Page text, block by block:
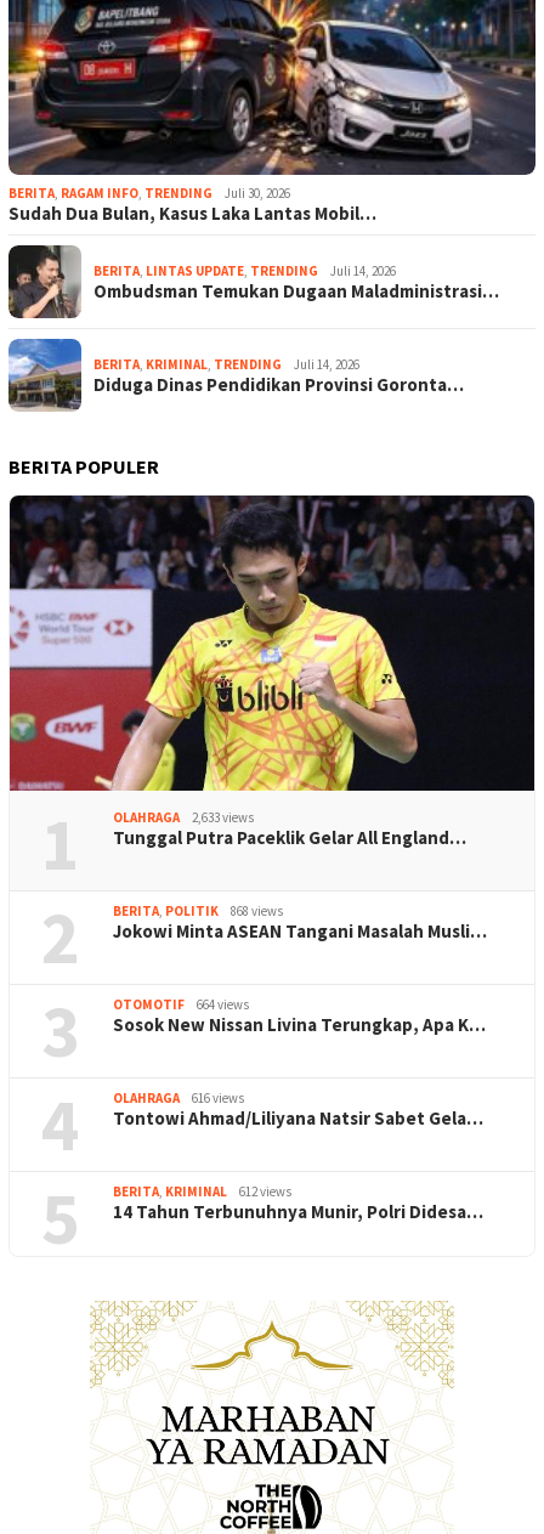
BERITA RAGAM INFO TRENDING Juli 30, 2026
Sudah Dua Bulan, Kasus Laka Lantas Mobil…
BERITA LINTAS UPDATE TRENDING Juli 14, 2026
Ombudsman Temukan Dugaan Maladministrasi…
BERITA KRIMINAL TRENDING Juli 14, 2026
Diduga Dinas Pendidikan Provinsi Goronta…
BERITA POPULER
1 OLAHRAGA 2,633 views
Tunggal Putra Paceklik Gelar All England…
2 BERITA, POLITIK 868 views
Jokowi Minta ASEAN Tangani Masalah Musli…
3 OTOMOTIF 664 views
Sosok New Nissan Livina Terungkap, Apa K…
4 OLAHRAGA 616 views
Tontowi Ahmad/Liliyana Natsir Sabet Gela…
5 BERITA, KRIMINAL 612 views
14 Tahun Terbunuhnya Munir, Polri Didesa…